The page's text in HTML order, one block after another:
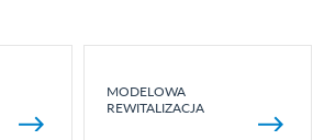
MODELOWA
REWITALIZACJA